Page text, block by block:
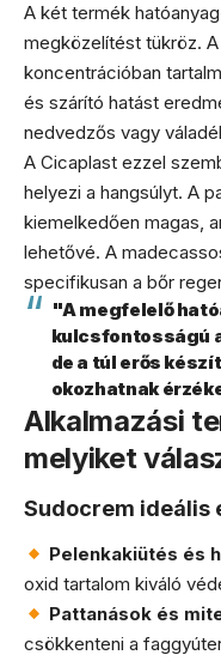
A két termék
megközelítést tükröz.
koncentrációban
és szárító hatást
nedvedzős vagy
A Cicaplast ezzel
helyezi a hangsúlyt. A
kiemelkedően magas,
lehetővé. A
specifikusan a bőr
"A megfelelő
kulcsfontosságú
de a túl erős
okozhatnak
Alkalmazási
melyiket
Sudocrem ideális
Pelenkakiütés és
oxid tartalom kiváló
Pattanások és
csökkenteni a